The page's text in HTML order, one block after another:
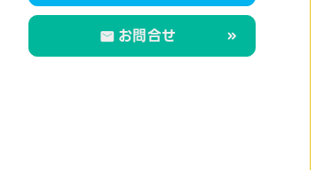
お問合せ